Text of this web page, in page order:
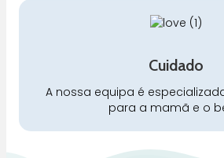
Cuidado
A nossa equipa é
para a mamã e o